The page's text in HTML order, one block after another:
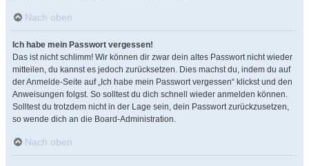
Nach oben
Ich habe mein Passwort vergessen!
Das ist nicht schlimm! Wir können dir zwar dein altes Passwort nicht wieder
mitteilen, du kannst es jedoch zurücksetzen. Dies machst du, indem du auf
der Anmelde-Seite auf „Ich habe mein Passwort vergessen“ klickst und den
Anweisungen folgst. So solltest du dich schnell wieder anmelden können.
Solltest du trotzdem nicht in der Lage sein, dein Passwort zurückzusetzen,
so wende dich an die Board-Administration.
Nach oben